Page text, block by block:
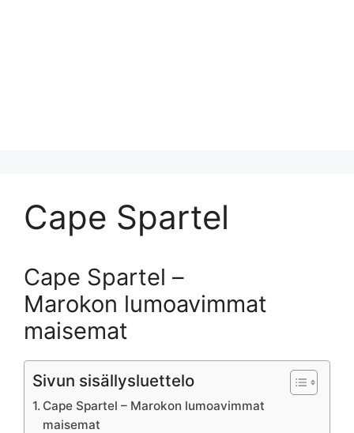
Cape Spartel
Cape Spartel –
Marokon lumoavimmat
maisemat
Sivun sisällysluettelo
Cape Spartel – Marokon lumoavimmat
maisemat